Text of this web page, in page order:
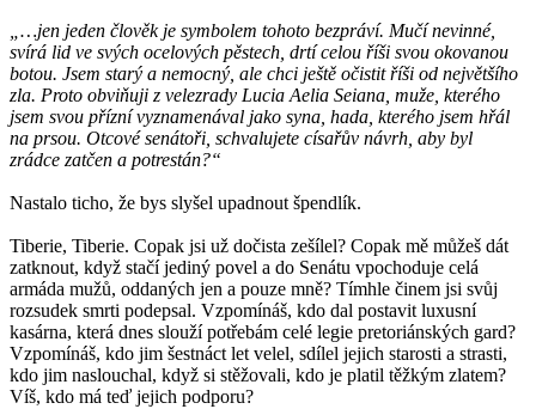
„…jen jeden člověk je symbolem tohoto bezpráví. Mučí nevinné,
svírá lid ve svých ocelových pěstech, drtí celou říši svou okovanou
botou. Jsem starý a nemocný, ale chci ještě očistit říši od největšího
zla. Proto obviňuji z velezrady Lucia Aelia Seiana, muže, kterého
jsem svou přízní vyznamenával jako syna, hada, kterého jsem hřál
na prsou. Otcové senátoři, schvalujete císařův návrh, aby byl
zrádce zatčen a potrestán?“
Nastalo ticho, že bys slyšel upadnout špendlík.
Tiberie, Tiberie. Copak jsi už dočista zešílel? Copak mě můžeš dát
zatknout, když stačí jediný povel a do Senátu vpochoduje celá
armáda mužů, oddaných jen a pouze mně? Tímhle činem jsi svůj
rozsudek smrti podepsal. Vzpomínáš, kdo dal postavit luxusní
kasárna, která dnes slouží potřebám celé legie pretoriánských gard?
Vzpomínáš, kdo jim šestnáct let velel, sdílel jejich starosti a strasti,
kdo jim naslouchal, když si stěžovali, kdo je platil těžkým zlatem?
Víš, kdo má teď jejich podporu?